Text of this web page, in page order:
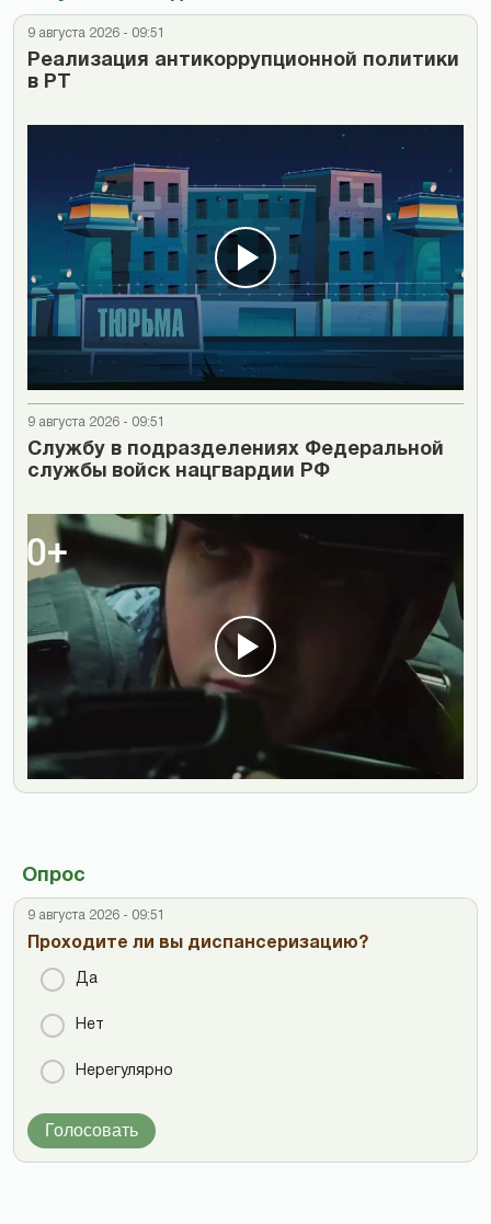
9 августа 2026 - 09:51
Реализация антикоррупционной политики
в РТ
9 августа 2026 - 09:51
Cлужбу в подразделениях Федеральной
службы войск нацгвардии РФ
Опрос
9 августа 2026 - 09:51
Проходите ли вы диспансеризацию?
Да
Нет
Нерегулярно
Голосовать